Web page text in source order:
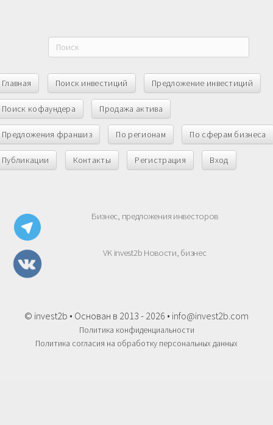
Главная Поиск инвестиций Предложение инвестиций
Поиск кофаундера Продажа актива
Предложения франшиз По регионам По сферам бизнеса
Публикации Контакты Регистрация Вход
Бизнес, предложения инвесторов
VK invest2b Новости, бизнес
© invest2b • Основан в 2013 - 2026 • info@invest2b.com
Политика конфиденциальности
Политика согласия на обработку персональных данных